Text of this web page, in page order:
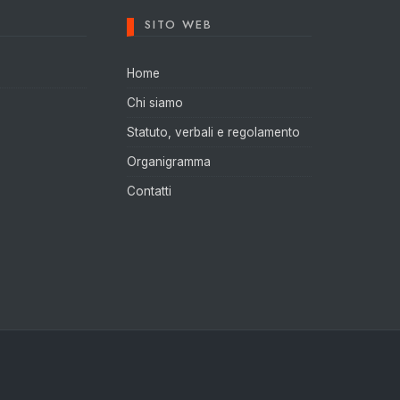
SITO WEB
Home
Chi siamo
Statuto, verbali e regolamento
Organigramma
Contatti